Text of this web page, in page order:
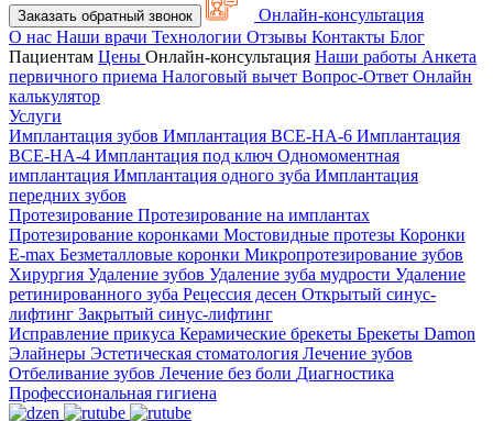
Заказать обратный звонок
Онлайн-консультация
О нас Наши врачи Технологии Отзывы Контакты Блог
Пациентам Цены Онлайн-консультация Наши работы Анкета
первичного приема Налоговый вычет Вопрос-Ответ Онлайн
калькулятор
Услуги
Имплантация зубов Имплантация ВСЕ-НА-6 Имплантация
ВСЕ-НА-4 Имплантация под ключ Одномоментная
имплантация Имплантация одного зуба Имплантация
передних зубов
Протезирование Протезирование на имплантах
Протезирование коронками Мостовидные протезы Коронки
E-max Безметалловые коронки Микропротезирование зубов
Хирургия Удаление зубов Удаление зуба мудрости Удаление
ретинированного зуба Рецессия десен Открытый синус-
лифтинг Закрытый синус-лифтинг
Исправление прикуса Керамические брекеты Брекеты Damon
Элайнеры Эстетическая стоматология Лечение зубов
Отбеливание зубов Лечение без боли Диагностика
Профессиональная гигиена